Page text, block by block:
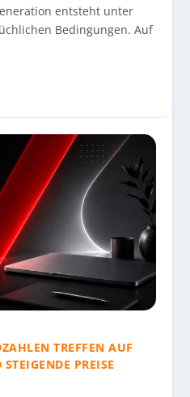
entsteht unter
Bedingungen. Auf
TREFFEN AUF
PREISE